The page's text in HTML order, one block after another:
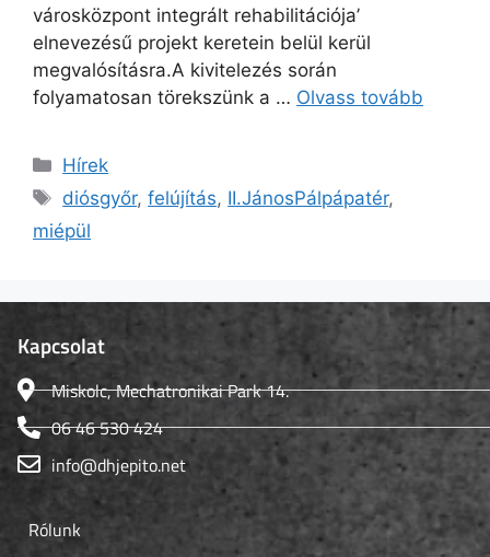
városközpont integrált rehabilitációja’
elnevezésű projekt keretein belül kerül
megvalósításra.A kivitelezés során
folyamatosan törekszünk a … Olvass tovább
Hírek
diósgyőr,felújítás, II.JánosPálpápatér,
miépül
Kapcsolat
Miskolc, Mechatronikai Park 14.
06 46 530 424
info@dhjepito.net
Rólunk